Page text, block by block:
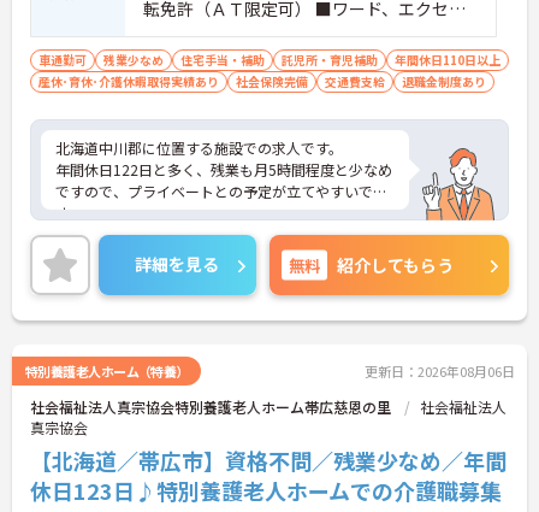
転免許（ＡＴ限定可） ■ワード、エクセル
の入力程度 ※介護業務経験 あれば尚可
車通勤可 残業少なめ 住宅手当・補助 託児所・育児補助
年間休日110日以上
産休･育休･介護休暇取得実績あり
社会保険完備 交通費支給 退職金制度あり
北海道中川郡に位置する施設での求人です。
年間休日122日と多く、残業も月5時間程度と少なめ
ですので、プライベートとの予定が立てやすいで
す。
また、託児所完備されておりますので、お子様がい
らっしゃる方でも安心してご就業していただけま
す。
ご興味のある方は、お気軽にお問い合わせくださ
い。
詳細を見る 無料 紹介してもらう
特別養護老人ホーム（特養） 更新日：2026年08月06日
社会福祉法人真宗協会特別養護老人ホーム帯広慈恩の里
社会福祉法人
真宗協会
【北海道／帯広市】資格不問／残業少なめ／年間
休日123日♪特別養護老人ホームでの介護職募集